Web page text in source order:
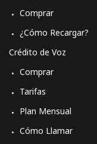
Comprar
¿Cómo Recargar?
Crédito de Voz
Comprar
Tarifas
Plan Mensual
Cómo Llamar